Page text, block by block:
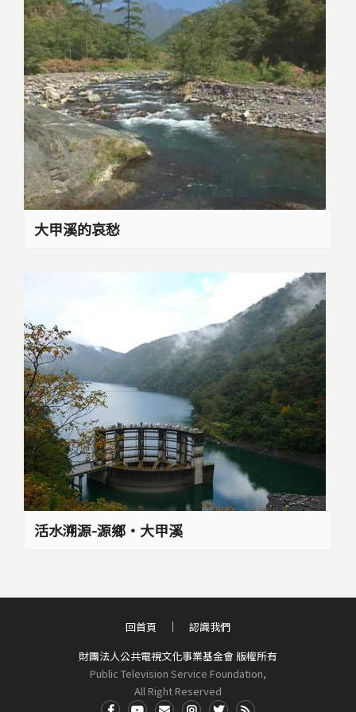
大甲溪的哀愁
活水溯源-源鄉‧大甲溪
財團法人公共電視文化事業基金會 版權所有
Public Television Service Foundation,
All Right Reserved
回首頁 認識我們